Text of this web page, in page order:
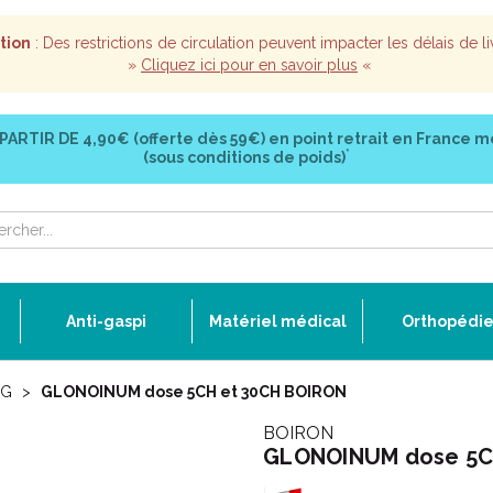
: Des restrictions de circulation peuvent impacter les délais de
» Cliquez ici pour en savoir plus «
DE 4,90€ (offerte dès 59€) en point retrait en France
(sous conditions de poids)*
Anti-gaspi Matériel médical Orthopédie
G GLONOINUM dose 5CH et 30CH BOIRON
BOIRON
GLONOINUM dose